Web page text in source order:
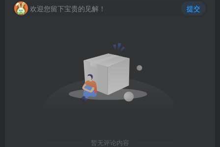
欢迎您留下宝贵的见解！ 提交
暂无评论内容